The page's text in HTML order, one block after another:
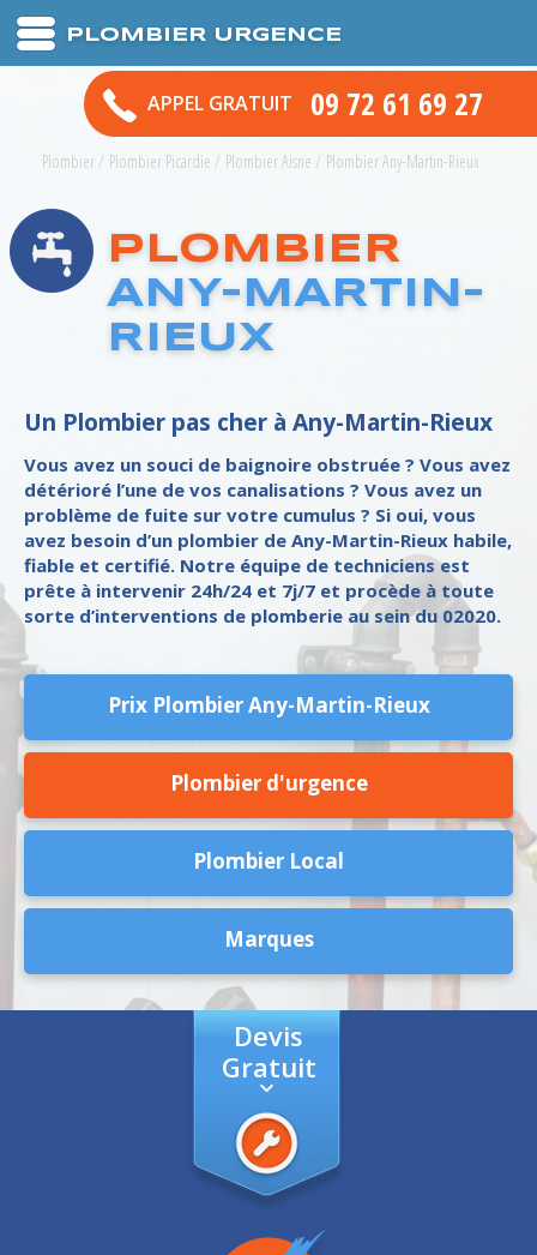
PLOMBIER URGENCE
APPEL GRATUIT 09 72 61 69 27
Plombier/ Plombier Picardie / Plombier Aisne / Plombier Any-Martin-Rieux
PLOMBIER
ANY-MARTIN-
RIEUX
Un Plombier pas cher à Any-Martin-Rieux
Vous avez un souci de baignoire obstruée ? Vous avez
détérioré l’une de vos canalisations ? Vous avez un
problème de fuite sur votre cumulus ? Si oui, vous
avez besoin d’un plombier de Any-Martin-Rieux habile,
fiable et certifié. Notre équipe de techniciens est
prête à intervenir 24h/24 et 7j/7 et procède à toute
sorte d’interventions de plomberie au sein du 02020.
Prix Plombier Any-Martin-Rieux
Plombier d'urgence
Plombier Local
Marques
Devis
Gratuit